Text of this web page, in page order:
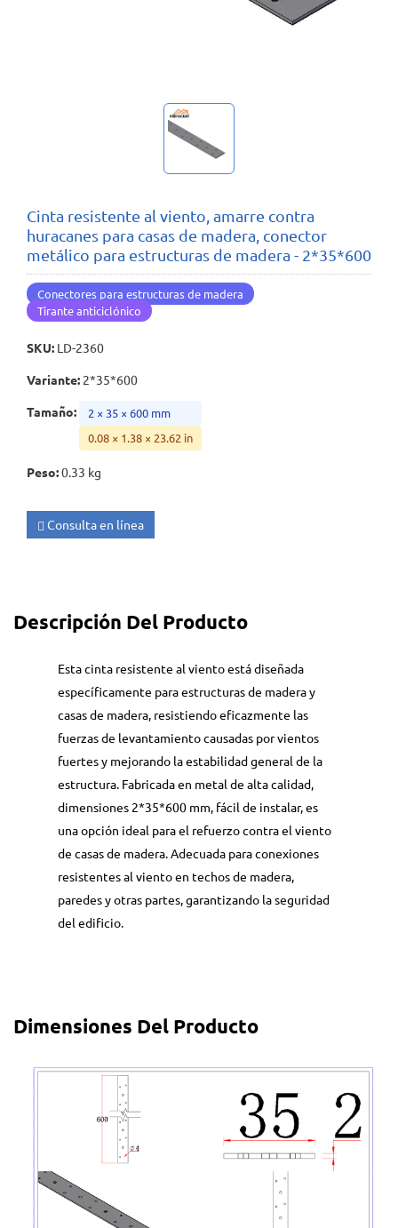
Cinta resistente al viento, amarre contra
huracanes para casas de madera, conector
metálico para estructuras de madera - 2*35*600
Conectores para estructuras de madera
Tirante anticiclónico
SKU: LD-2360
Variante: 2*35*600
Tamaño:
2 × 35 × 600 mm
0.08 × 1.38 × 23.62 in
Peso:0.33 kg
Consulta en línea
Descripción Del Producto
Esta cinta resistente al viento está diseñada
específicamente para estructuras de madera y
casas de madera, resistiendo eficazmente las
fuerzas de levantamiento causadas por vientos
fuertes y mejorando la estabilidad general de la
estructura. Fabricada en metal de alta calidad,
dimensiones 2*35*600 mm, fácil de instalar, es
una opción ideal para el refuerzo contra el viento
de casas de madera. Adecuada para conexiones
resistentes al viento en techos de madera,
paredes y otras partes, garantizando la seguridad
del edificio.
Dimensiones Del Producto